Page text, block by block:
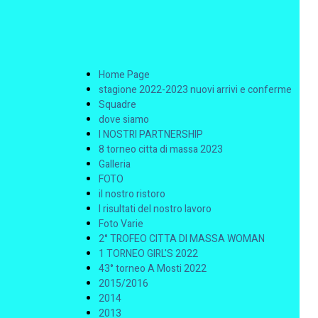
Home Page
stagione 2022-2023 nuovi arrivi e conferme
Squadre
dove siamo
I NOSTRI PARTNERSHIP
8 torneo citta di massa 2023
Galleria
FOTO
il nostro ristoro
I risultati del nostro lavoro
Foto Varie
2° TROFEO CITTA DI MASSA WOMAN
1 TORNEO GIRL'S 2022
43° torneo A Mosti 2022
2015/2016
2014
2013